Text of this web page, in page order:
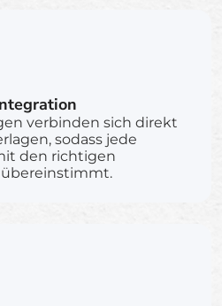
verbinden sich direkt
sodass jede
den richtigen